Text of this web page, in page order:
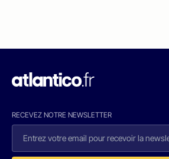
RECEVEZ NOTRE NEWSLETTER